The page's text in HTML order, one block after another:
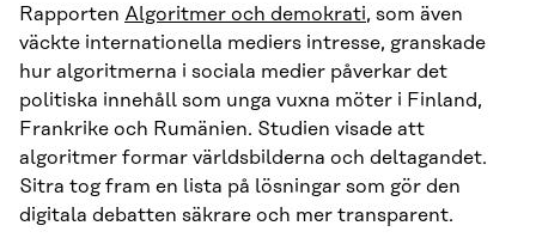
Rapporten Algoritmer och demokrati, som även
väckte internationella mediers intresse, granskade
hur algoritmerna i sociala medier påverkar det
politiska innehåll som unga vuxna möter i Finland,
Frankrike och Rumänien. Studien visade att
algoritmer formar världsbilderna och deltagandet.
Sitra tog fram en lista på lösningar som gör den
digitala debatten säkrare och mer transparent.